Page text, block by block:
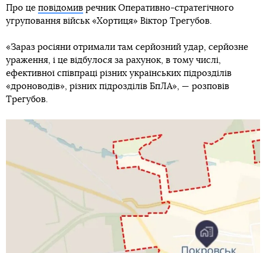
Про це повідомив речник Оперативно-стратегічного
угруповання військ «Хортиця» Віктор Трегубов.
«Зараз росіяни отримали там серйозний удар, серйозне
ураження, і це відбулося за рахунок, в тому числі,
ефективної співпраці різних українських підрозділів
«дроноводів», різних підрозділів БпЛА», — розповів
Трегубов.